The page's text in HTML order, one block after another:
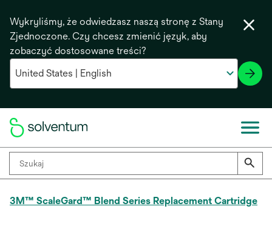
Wykryliśmy, że odwiedzasz naszą stronę z Stany
Zjednoczone. Czy chcesz zmienić język, aby
zobaczyć dostosowane treści?
3M™ ScaleGard™ Blend Series Replacement Cartridge